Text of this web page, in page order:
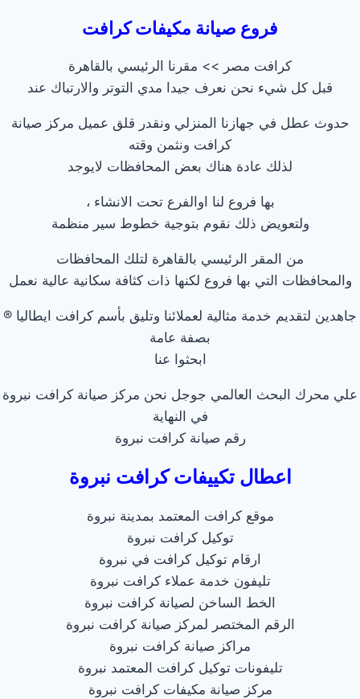
فروع صيانة مكيفات كرافت
كرافت مصر >> مقرنا الرئيسي بالقاهرة
قبل كل شيء نحن نعرف جيدا مدي التوتر والارتباك عند
حدوث عطل في جهازنا المنزلي ونقدر قلق عميل مركز صيانة
كرافت ونثمن وقته
لذلك عادة هناك بعض المحافظات لايوجد
بها فروع لنا اوالفرع تحت الانشاء ،
ولتعويض ذلك نقوم بتوجية خطوط سير منظمة
من المقر الرئيسي بالقاهرة لتلك المحافظات
والمحافظات التي بها فروع لكنها ذات كثافة سكانية عالية نعمل
جاهدين لتقديم خدمة مثالية لعملائنا وتليق بأسم كرافت ايطاليا ®
بصفة عامة
ابحثوا عنا
علي محرك البحث العالمي جوجل نحن مركز صيانة كرافت نبروة
في النهاية
رقم صيانة كرافت نبروة
اعطال تكييفات كرافت نبروة
موقع كرافت المعتمد بمدينة نبروة
توكيل كرافت نبروة
ارقام توكيل كرافت في نبروة
تليفون خدمة عملاء كرافت نبروة
الخط الساخن لصيانة كرافت نبروة
الرقم المختصر لمركز صيانة كرافت نبروة
مراكز صيانة كرافت نبروة
تليفونات توكيل كرافت المعتمد نبروة
مركز صيانة مكيفات كرافت نبروة